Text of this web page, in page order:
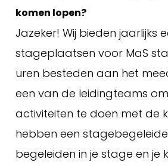
komen lopen?
Jazeker! Wij bieden jaarlijks
stageplaatsen voor MaS
uren besteden aan het
een van de leidingteams
activiteiten te doen met de
hebben een
begeleiden in je stage en je